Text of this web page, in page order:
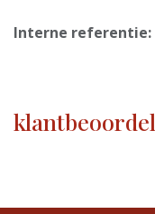
Interne referentie: